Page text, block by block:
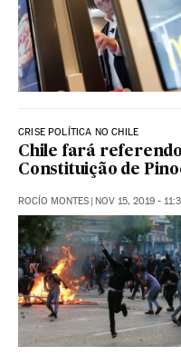
CRISE POLÍTICA NO CHILE
Chile fará
Constituição de
ROCÍO MONTES | NOV 15, 2019 -